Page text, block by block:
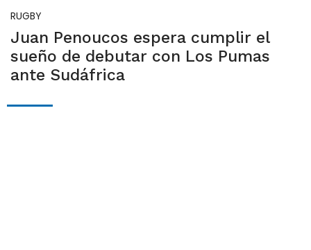
RUGBY
Juan Penoucos espera cumplir el
sueño de debutar con Los Pumas
ante Sudáfrica